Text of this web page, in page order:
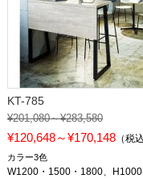
KT-785
¥201,080～¥283,580
¥120,648～¥170,148（税込
カラー3色
W1200・1500・1800、H1000